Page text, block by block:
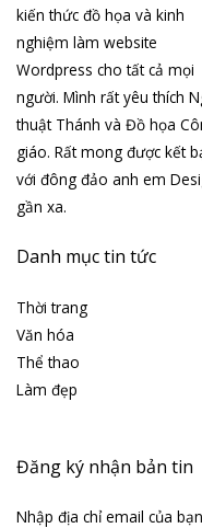
kiến thức đồ họa và kinh
nghiệm làm website
Wordpress cho tất cả mọi
người. Mình rất yêu thích
thuật Thánh và Đồ họa
giáo. Rất mong được kết
với đông đảo anh em
gần xa.
Danh mục tin tức
Thời trang
Văn hóa
Thể thao
Làm đẹp
Đăng ký nhận bản tin
Nhập địa chỉ email của